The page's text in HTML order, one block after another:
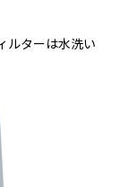
ルターは水洗い